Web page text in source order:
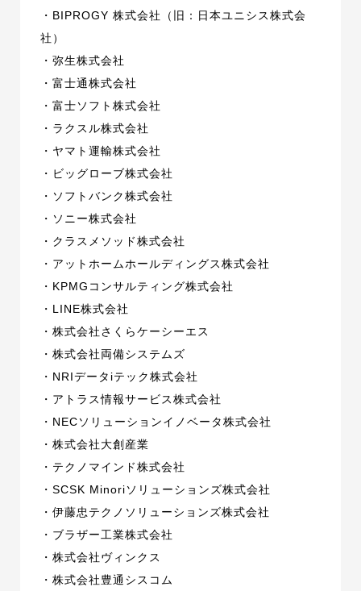
・BIPROGY 株式会社（旧：日本ユニシス株式会
社）
・弥生株式会社
・富士通株式会社
・富士ソフト株式会社
・ラクスル株式会社
・ヤマト運輸株式会社
・ビッグローブ株式会社
・ソフトバンク株式会社
・ソニー株式会社
・クラスメソッド株式会社
・アットホームホールディングス株式会社
・KPMGコンサルティング株式会社
・LINE株式会社
・株式会社さくらケーシーエス
・株式会社両備システムズ
・NRIデータiテック株式会社
・アトラス情報サービス株式会社
・NECソリューションイノベータ株式会社
・株式会社大創産業
・テクノマインド株式会社
・SCSK Minoriソリューションズ株式会社
・伊藤忠テクノソリューションズ株式会社
・ブラザー工業株式会社
・株式会社ヴィンクス
・株式会社豊通シスコム